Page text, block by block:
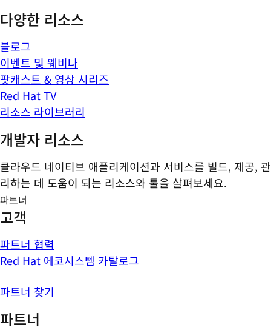
다양한 리소스
블로그
이벤트 및 웨비나
팟캐스트 & 영상 시리즈
Red Hat TV
리소스 라이브러리
개발자 리소스
클라우드 네이티브 애플리케이션과 서비스를 빌드, 제공, 관
리하는 데 도움이 되는 리소스와 툴을 살펴보세요.
파트너
고객
파트너 협력
Red Hat 에코시스템 카탈로그
파트너 찾기
파트너